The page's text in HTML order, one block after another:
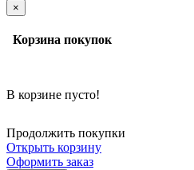
×
Корзина покупок
В корзине пусто!
Продолжить покупки
Открыть корзину
Оформить заказ